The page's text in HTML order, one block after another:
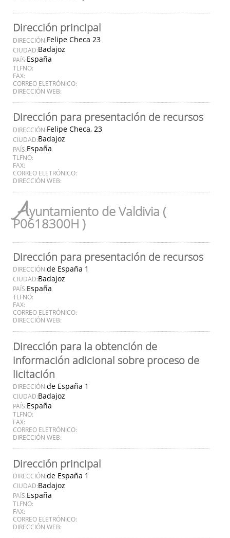
Dirección principal
DIRECCIÓN:Felipe Checa 23
CIUDAD:Badajoz
PAÍS:España
TLFNO:
FAX:
CORREO ELETRÓNICO:
DIRECCIÓN WEB:
Dirección para presentación de recursos
DIRECCIÓN:Felipe Checa, 23
CIUDAD:Badajoz
PAÍS:España
TLFNO:
FAX:
CORREO ELETRÓNICO:
DIRECCIÓN WEB:
Ayuntamiento de Valdivia (
P0618300H )
Dirección para presentación de recursos
DIRECCIÓN:de España 1
CIUDAD:Badajoz
PAÍS:España
TLFNO:
FAX:
CORREO ELETRÓNICO:
DIRECCIÓN WEB:
Dirección para la obtención de
información adicional sobre proceso de
licitación
DIRECCIÓN:de España 1
CIUDAD:Badajoz
PAÍS:España
TLFNO:
FAX:
CORREO ELETRÓNICO:
DIRECCIÓN WEB:
Dirección principal
DIRECCIÓN:de España 1
CIUDAD:Badajoz
PAÍS:España
TLFNO:
FAX:
CORREO ELETRÓNICO:
DIRECCIÓN WEB: